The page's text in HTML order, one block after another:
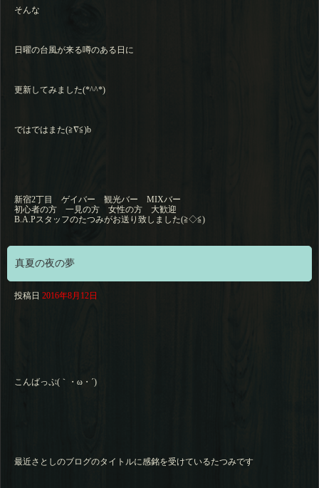
そんな
日曜の台風が来る噂のある日に
更新してみました(*^^*)
ではではまた(≧∇≦)b
新宿2丁目 ゲイバー 観光バー MIXバー
初心者の方 一見の方 女性の方 大歓迎
B.A.Pスタッフのたつみがお送り致しました(≧◇≦)
真夏の夜の夢
投稿日 2016年8月12日
こんばっぷ(｀・ω・´)
最近さとしのブログのタイトルに感銘を受けているたつみです